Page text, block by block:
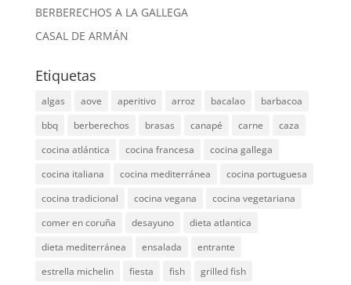
BERBERECHOS A LA GALLEGA
CASAL DE ARMÁN
Etiquetas
algas aove aperitivo arroz bacalao
barbacoa
bbq
berberechos brasas canapé carne
caza
cocina atlántica
cocina francesa
cocina gallega
cocina italiana
cocina mediterránea
cocina portuguesa
cocina tradicional
cocina vegana
cocina vegetariana
comer en coruña
desayuno
dieta atlantica
dieta mediterránea
ensalada
entrante
estrella michelin
fiesta fish
grilled fish